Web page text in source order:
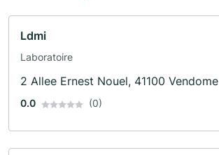
Ldmi
Laboratoire
2 Allee Ernest Nouel, 41100 Vendome
0.0 (0)